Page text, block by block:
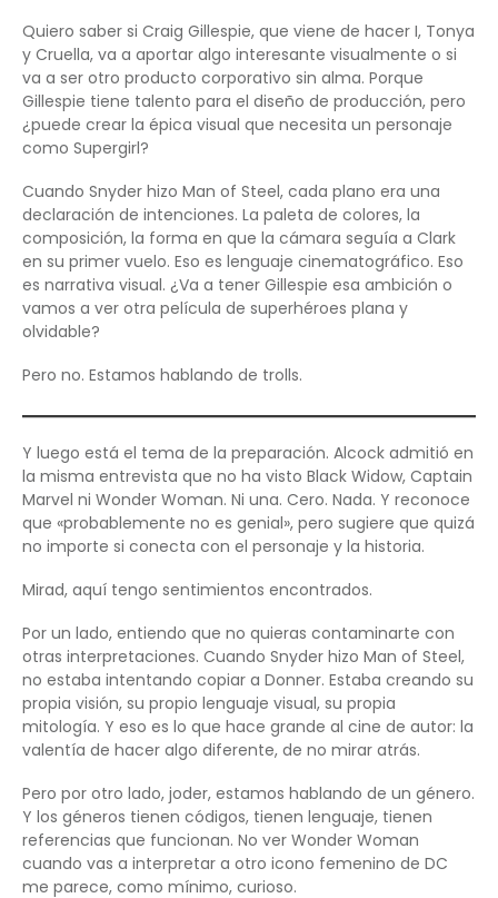
Quiero saber si Craig Gillespie, que viene de hacer I, Tonya
y Cruella, va a aportar algo interesante visualmente o si
va a ser otro producto corporativo sin alma. Porque
Gillespie tiene talento para el diseño de producción, pero
¿puede crear la épica visual que necesita un personaje
como Supergirl?
Cuando Snyder hizo Man of Steel, cada plano era una
declaración de intenciones. La paleta de colores, la
composición, la forma en que la cámara seguía a Clark
en su primer vuelo. Eso es lenguaje cinematográfico. Eso
es narrativa visual. ¿Va a tener Gillespie esa ambición o
vamos a ver otra película de superhéroes plana y
olvidable?
Pero no. Estamos hablando de trolls.
Y luego está el tema de la preparación. Alcock admitió en
la misma entrevista que no ha visto Black Widow, Captain
Marvel ni Wonder Woman. Ni una. Cero. Nada. Y reconoce
que «probablemente no es genial», pero sugiere que quizá
no importe si conecta con el personaje y la historia.
Mirad, aquí tengo sentimientos encontrados.
Por un lado, entiendo que no quieras contaminarte con
otras interpretaciones. Cuando Snyder hizo Man of Steel,
no estaba intentando copiar a Donner. Estaba creando su
propia visión, su propio lenguaje visual, su propia
mitología. Y eso es lo que hace grande al cine de autor: la
valentía de hacer algo diferente, de no mirar atrás.
Pero por otro lado, joder, estamos hablando de un género.
Y los géneros tienen códigos, tienen lenguaje, tienen
referencias que funcionan. No ver Wonder Woman
cuando vas a interpretar a otro icono femenino de DC
me parece, como mínimo, curioso.